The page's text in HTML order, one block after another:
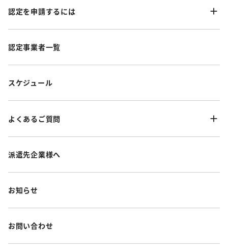
認定を申請するには
認定事業者一覧
スケジュール
よくあるご質問
派遣先企業様へ
お知らせ
お問い合わせ